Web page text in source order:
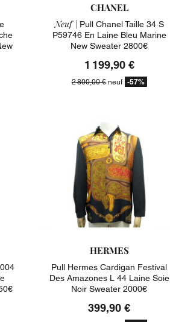
CHANEL
Neuf | Pull Chanel Taille 34 S
P59746 En Laine Bleu Marine
New Sweater 2800€
1 199,90 €
2 800,00 €neuf -57%
HERMES
Pull Hermes Cardigan Festival
Des Amazones L 44 Laine Soie
Noir Sweater 2000€
399,90 €